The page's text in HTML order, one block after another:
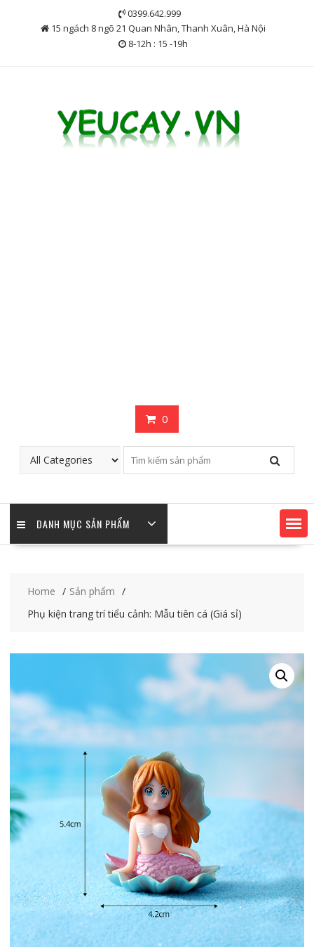
0399.642.999
15 ngách 8 ngõ 21 Quan Nhân, Thanh Xuân, Hà Nội
8-12h : 15 -19h
0
DANH MỤC SẢN PHẨM
Home
Sản phẩm
Phụ kiện trang trí tiểu cảnh: Mẫu tiên cá (Giá sỉ)